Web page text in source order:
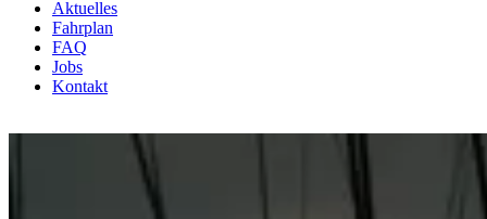
Aktuelles
Fahrplan
FAQ
Jobs
Kontakt